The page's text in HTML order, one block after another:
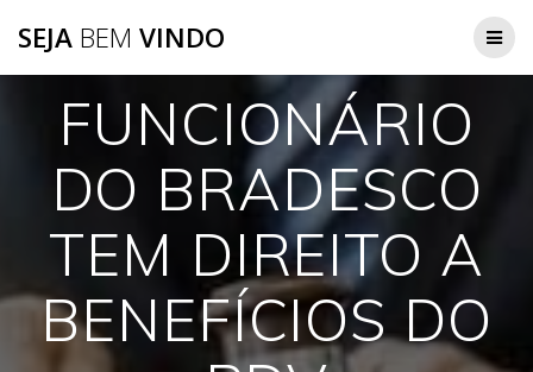
SEJA BEM VINDO
FUNCIONÁRIO
DO BRADESCO
TEM DIREITO A
BENEFÍCIOS DO